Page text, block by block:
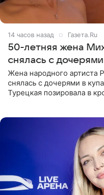
14 часов назад Газета.Ru
50-летняя жена
снялась с
Жена народного артиста
снялась с дочерями в
Турецкая позировала в